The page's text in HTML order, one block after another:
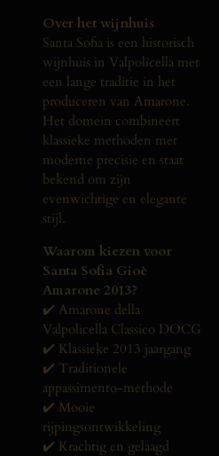
Over het wijnhuis
Santa Sofia is een historisch
wijnhuis in Valpolicella met
een lange traditie in het
produceren van Amarone.
Het domein combineert
klassieke methoden met
moderne precisie en staat
bekend om zijn
evenwichtige en elegante
stijl.
Waarom kiezen voor
Santa Sofia Gioè
Amarone 2013?
✔️ Amarone della
Valpolicella Classico DOCG
✔️ Klassieke 2013 jaargang
✔️ Traditionele
appassimento-methode
✔️ Mooie
rijpingsontwikkeling
✔️ Krachtig en gelaagd